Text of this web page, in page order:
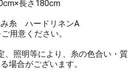
長さ180cm
み糸 ハードリネンA
用意ください。
、照明等により、糸の色合い・質
場合がございます。